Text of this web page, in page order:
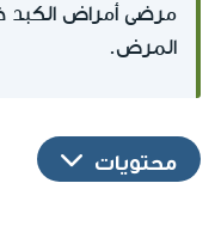
مرضى أمراض الكبد
المرض.
محتويات